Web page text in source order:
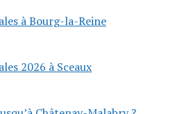
à Bourg-la-Reine
2026 à Sceaux